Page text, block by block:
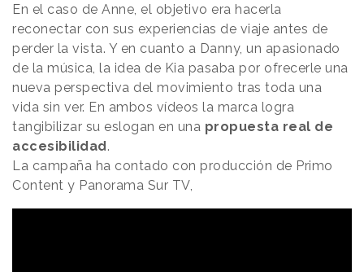
En el caso de Anne, el objetivo era hacerla
reconectar con sus experiencias de viaje antes de
perder la vista. Y en cuanto a Danny, un apasionado
de la música, la idea de Kia pasaba por ofrecerle una
nueva perspectiva del movimiento tras toda una
vida sin ver. En ambos vídeos la marca logra
tangibilizar su eslogan en una propuesta real de
accesibilidad.
La campaña ha contado con producción de Primo
Content y Panorama Sur TV,